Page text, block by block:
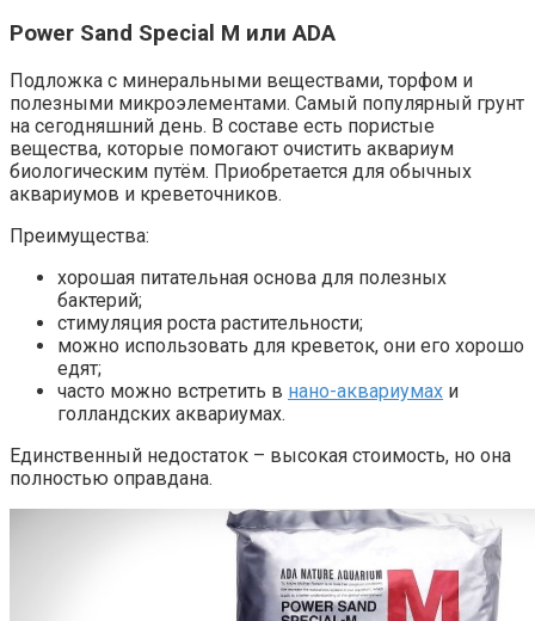
Power Sand Special M или ADA
Подложка с минеральными веществами, торфом и
полезными микроэлементами. Самый популярный грунт
на сегодняшний день. В составе есть пористые
вещества, которые помогают очистить аквариум
биологическим путём. Приобретается для обычных
аквариумов и креветочников.
Преимущества:
хорошая питательная основа для полезных
бактерий;
стимуляция роста растительности;
можно использовать для креветок, они его хорошо
едят;
часто можно встретить в нано-аквариумах и
голландских аквариумах.
Единственный недостаток – высокая стоимость, но она
полностью оправдана.